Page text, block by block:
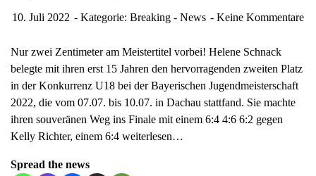
10. Juli 2022 Kategorie: Breaking - News Keine Kommentare
Nur zwei Zentimeter am Meistertitel vorbei! Helene Schnack
belegte mit ihren erst 15 Jahren den hervorragenden zweiten Platz
in der Konkurrenz U18 bei der Bayerischen Jugendmeisterschaft
2022, die vom 07.07. bis 10.07. in Dachau stattfand. Sie machte
ihren souveränen Weg ins Finale mit einem 6:4 4:6 6:2 gegen
Kelly Richter, einem 6:4 weiterlesen…
Spread the news